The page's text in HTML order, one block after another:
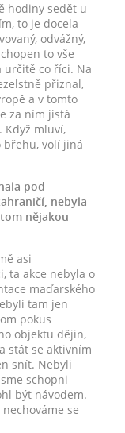
hodiny sedět u
to je docela
odvážný,
to vše
určitě co říci. Na
přiznal,
a v tomto
za ním jistá
Když mluví,
břehu, volí jiná
pod
nebyla
nějakou
asi
ta akce nebyla o
maďarského
tam jen
pokus
objektu dějin,
stát se aktivním
snít. Nebyli
schopni
být návodem.
se